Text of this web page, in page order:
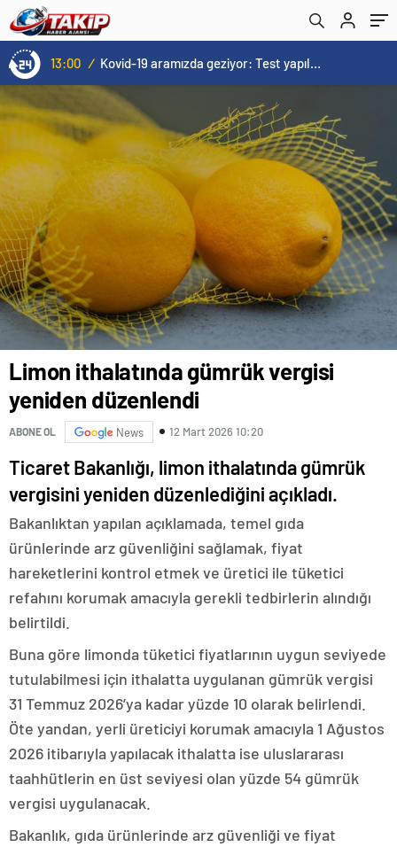
13:00 / Kovid-19 aramızda geziyor: Test yapılmadığı için kimse farkında değil
Limon ithalatında gümrük vergisi
yeniden düzenlendi
ABONE OL News 12 Mart 2026 10:20
Ticaret Bakanlığı, limon ithalatında gümrük
vergisini yeniden düzenlediğini açıkladı.
Bakanlıktan yapılan açıklamada, temel gıda
ürünlerinde arz güvenliğini sağlamak, fiyat
hareketlerini kontrol etmek ve üretici ile tüketici
refahını korumak amacıyla gerekli tedbirlerin alındığı
belirtildi.
Buna göre limonda tüketici fiyatlarının uygun seviyede
tutulabilmesi için ithalatta uygulanan gümrük vergisi
31 Temmuz 2026’ya kadar yüzde 10 olarak belirlendi.
Öte yandan, yerli üreticiyi korumak amacıyla 1 Ağustos
2026 itibarıyla yapılacak ithalatta ise uluslararası
taahhütlerin en üst seviyesi olan yüzde 54 gümrük
vergisi uygulanacak.
Bakanlık, gıda ürünlerinde arz güvenliği ve fiyat